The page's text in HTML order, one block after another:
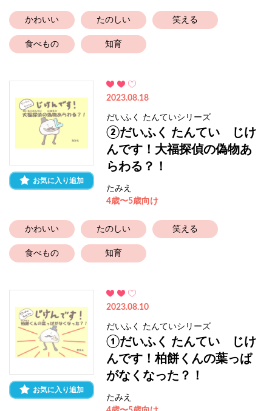
かわいい たのしい 笑える
食べもの 知育
お気に入り追加
2023.08.18
だいふく たんていシリーズ
②だいふく たんてい じけ
んです！大福探偵の偽物あ
らわる？！
たみえ
4歳〜5歳向け
かわいい たのしい 笑える
食べもの 知育
お気に入り追加
2023.08.10
だいふく たんていシリーズ
①だいふく たんてい じけ
んです！柏餅くんの葉っぱ
がなくなった？！
たみえ